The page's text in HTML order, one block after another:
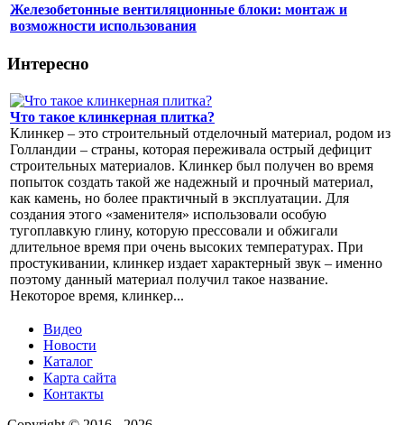
Железобетонные вентиляционные блоки: монтаж и
возможности использования
Интересно
Что такое клинкерная плитка?
Клинкер – это строительный отделочный материал, родом из
Голландии – страны, которая переживала острый дефицит
строительных материалов. Клинкер был получен во время
попыток создать такой же надежный и прочный материал,
как камень, но более практичный в эксплуатации. Для
создания этого «заменителя» использовали особую
тугоплавкую глину, которую прессовали и обжигали
длительное время при очень высоких температурах. При
простукивании, клинкер издает характерный звук – именно
поэтому данный материал получил такое название.
Некоторое время, клинкер...
Видео
Новости
Каталог
Карта сайта
Контакты